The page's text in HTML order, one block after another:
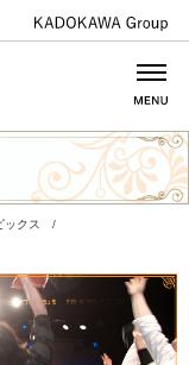
ックス
/